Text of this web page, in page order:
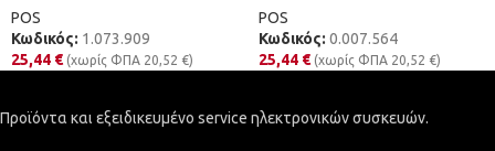
POS
Κωδικός: 1.073.909
25,44 € (χωρίς ΦΠΑ 20,52 €)
POS
Κωδικός: 0.007.564
25,44 € (χωρίς ΦΠΑ 20,52 €)
Προϊόντα και εξειδικευμένο service ηλεκτρονικών συσκευών.